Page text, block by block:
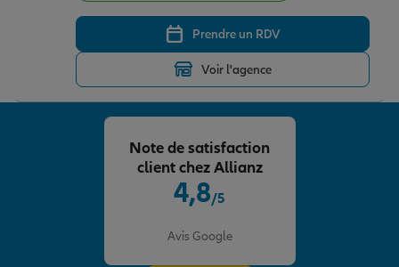
Prendre un RDV
Voir l'agence
4,8/5
Avis Google
Note de satisfaction
client chez Allianz